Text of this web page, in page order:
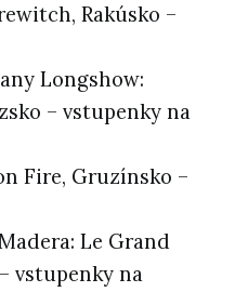
Rakúsko –
Longshow:
– vstupenky na
Fire, Gruzínsko –
Le Grand
vstupenky na